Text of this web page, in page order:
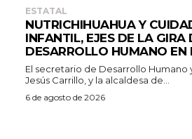
ESTATAL
NUTRICHIHUAHUA Y
INFANTIL, EJES DE LA GIRA
DESARROLLO HUMANO EN
El secretario de Desarrollo Humano
Jesús Carrillo, y la alcaldesa de...
6 de agosto de 2026